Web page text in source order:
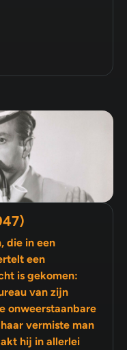
die in een
een
is gekomen:
van zijn
vermiste man
in allerlei